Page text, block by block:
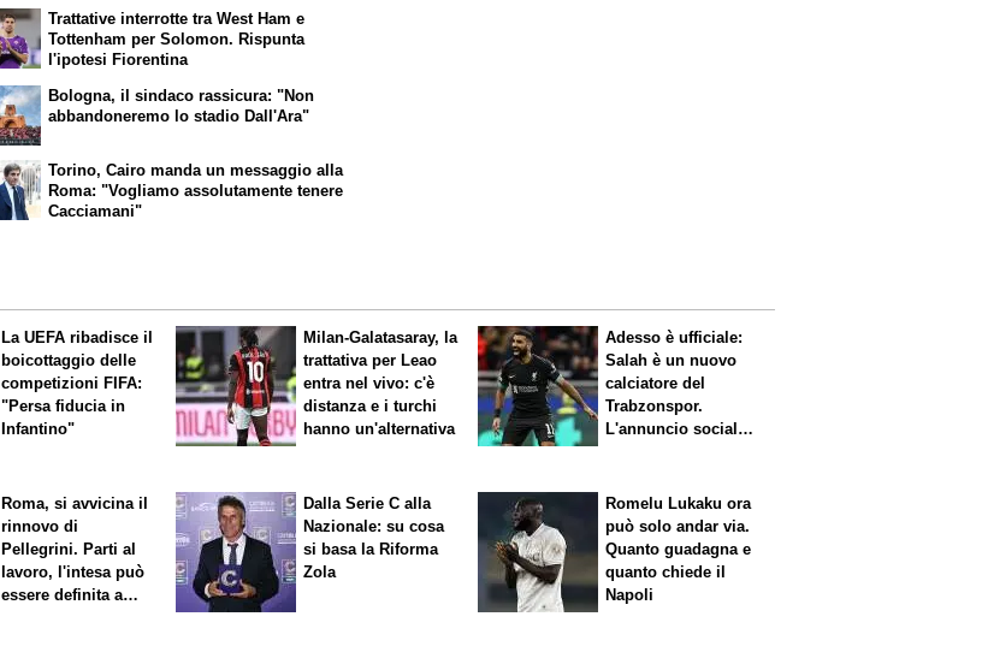
Trattative interrotte tra West Ham e
Tottenham per Solomon. Rispunta
l'ipotesi Fiorentina
Bologna, il sindaco rassicura: "Non
abbandoneremo lo stadio Dall'Ara"
Torino, Cairo manda un messaggio alla
Roma: "Vogliamo assolutamente tenere
Cacciamani"
La UEFA ribadisce il
boicottaggio delle
competizioni FIFA:
"Persa fiducia in
Infantino"
Milan-Galatasaray, la
trattativa per Leao
entra nel vivo: c'è
distanza e i turchi
hanno un'alternativa
Adesso è ufficiale:
Salah è un nuovo
calciatore del
Trabzonspor.
L'annuncio social
Roma, si avvicina il
rinnovo di
Pellegrini. Parti al
lavoro, l'intesa può
essere definita a
Dalla Serie C alla
Nazionale: su cosa
si basa la Riforma
Zola
Romelu Lukaku ora
può solo andar via.
Quanto guadagna e
quanto chiede il
Napoli